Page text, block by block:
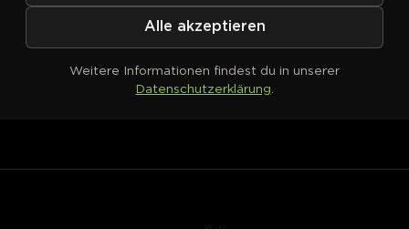
Alle akzeptieren
Weitere Informationen findest du in unserer
Datenschutzerklärung